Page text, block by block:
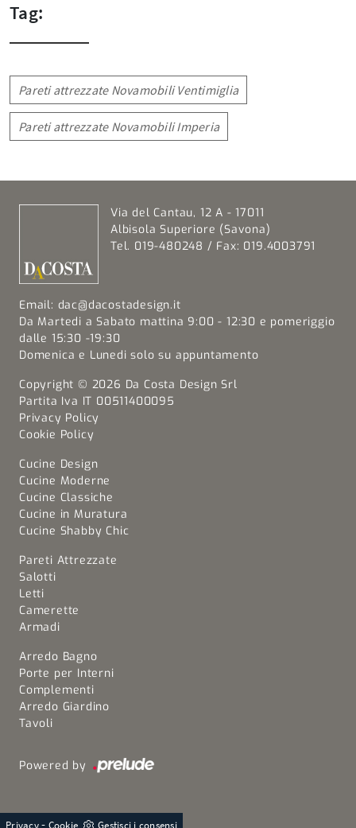
Tag:
Pareti attrezzate Novamobili Ventimiglia
Pareti attrezzate Novamobili Imperia
Via del Cantau, 12 A - 17011
Albisola Superiore (Savona)
Tel. 019-480248 / Fax: 019.4003791
Email: dac@dacostadesign.it
Da Martedi a Sabato mattina 9:00 - 12:30 e pomeriggio
dalle 15:30 -19:30
Domenica e Lunedi solo su appuntamento
Copyright © 2026 Da Costa Design Srl
Partita Iva IT 00511400095
Privacy Policy
Cookie Policy
Cucine Design
Cucine Moderne
Cucine Classiche
Cucine in Muratura
Cucine Shabby Chic
Pareti Attrezzate
Salotti
Letti
Camerette
Armadi
Arredo Bagno
Porte per Interni
Complementi
Arredo Giardino
Tavoli
Powered by
Privacy- Cookie Gestisci i consensi